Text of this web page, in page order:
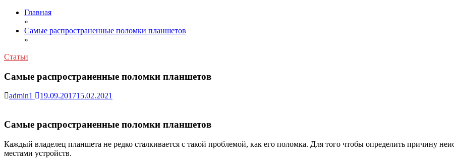
Главная
»
Самые распространенные поломки планшетов
»
Статьи
Самые распространенные поломки планшетов
admin1 19.09.201715.02.2021
Самые распространенные поломки планшетов
Каждый владелец планшета не редко сталкивается с такой проблемой, как его поломка. Для того чтобы определить причину
местами устройств.